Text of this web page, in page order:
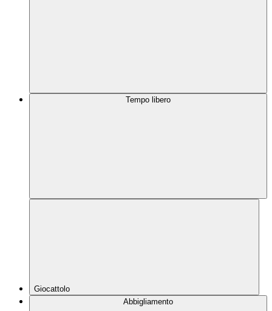
Tempo libero
Giocattolo
Abbigliamento